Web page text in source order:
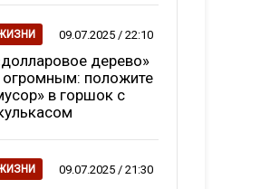
09.07.2025 / 22:10
дерево»
огромным: положите
в горшок с
09.07.2025 / 21:30